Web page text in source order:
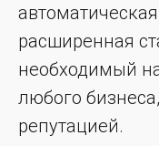
расширенная
необходимый
любого
репутацией.